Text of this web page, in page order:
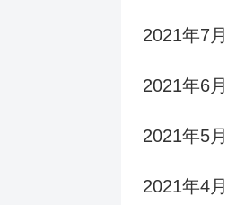
2021年7月
2021年6月
2021年5月
2021年4月